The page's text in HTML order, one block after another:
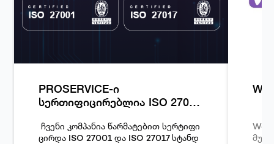
PROSERVICE-ი
სერთიფიცირებლია ISO 27001
მიხედვით!
ჩვენი კომპანია წარმატებით სერტიფი
ცირდა ISO 27001 და ISO 27017 სტანდ